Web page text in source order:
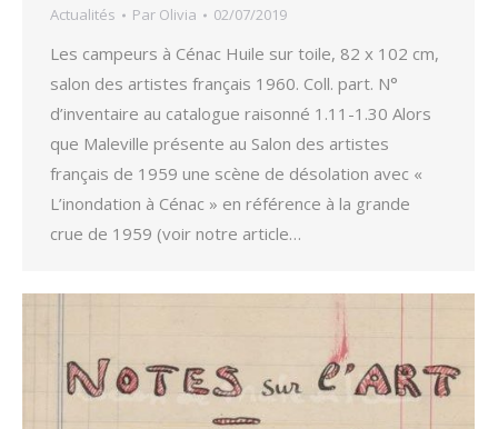
Actualités Par Olivia 02/07/2019
Les campeurs à Cénac Huile sur toile, 82 x 102 cm,
salon des artistes français 1960. Coll. part. N°
d’inventaire au catalogue raisonné 1.11-1.30 Alors
que Maleville présente au Salon des artistes
français de 1959 une scène de désolation avec «
L’inondation à Cénac » en référence à la grande
crue de 1959 (voir notre article…